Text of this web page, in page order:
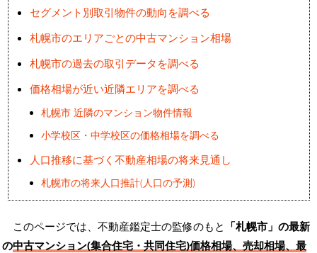
セグメント別取引物件の動向を調べる
札幌市のエリアごとの中古マンション相場
札幌市の過去の取引データを調べる
価格相場が近い近隣エリアを調べる
札幌市 近隣のマンション物件情報
小学校区・中学校区の価格相場を調べる
人口推移に基づく不動産相場の将来見通し
札幌市の将来人口推計(人口の予測)
このページでは、不動産鑑定士の監修のもと 「札幌市」の最新
の中古マンション(集合住宅・共同住宅)価格相場、売却相場、最